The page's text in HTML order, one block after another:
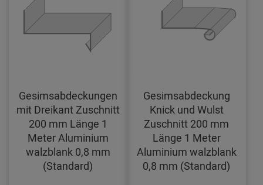
Gesimsabdeckungen
mit Dreikant Zuschnitt
200 mm Länge 1
Meter Aluminium
walzblank 0,8 mm
(Standard)
Gesimsabdeckung
Knick und Wulst
Zuschnitt 200 mm
Länge 1 Meter
Aluminium walzblank
0,8 mm (Standard)